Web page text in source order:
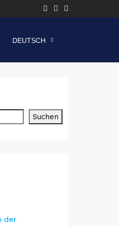
DEUTSCH
Suchen
der